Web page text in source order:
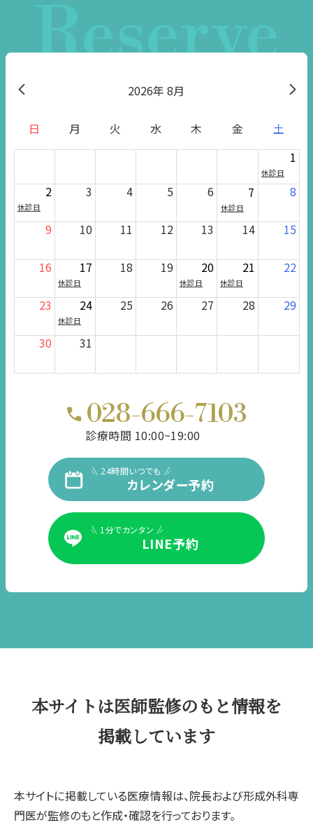
Reserve
2026 8月
日 月 火 水 木 金
土
1
休診日
2
休診日
3 4 5 6 7
休診日
8
9 10 11 12 13 14 15
16 17
休診日
18 19 20
休診日
21
休診日
22
23 24
休診日
25 26 27 28 29
30 31
028-666-7103
診療時間 10:00~19:00
24時間いつでも
カレンダー予約
1分でカンタン
LINE予約
本サイトは医師監修のもと情報を
掲載しています
本サイトに掲載している医療情報は、院長および形成外科専
門医が監修のもと作成・確認を行っております。